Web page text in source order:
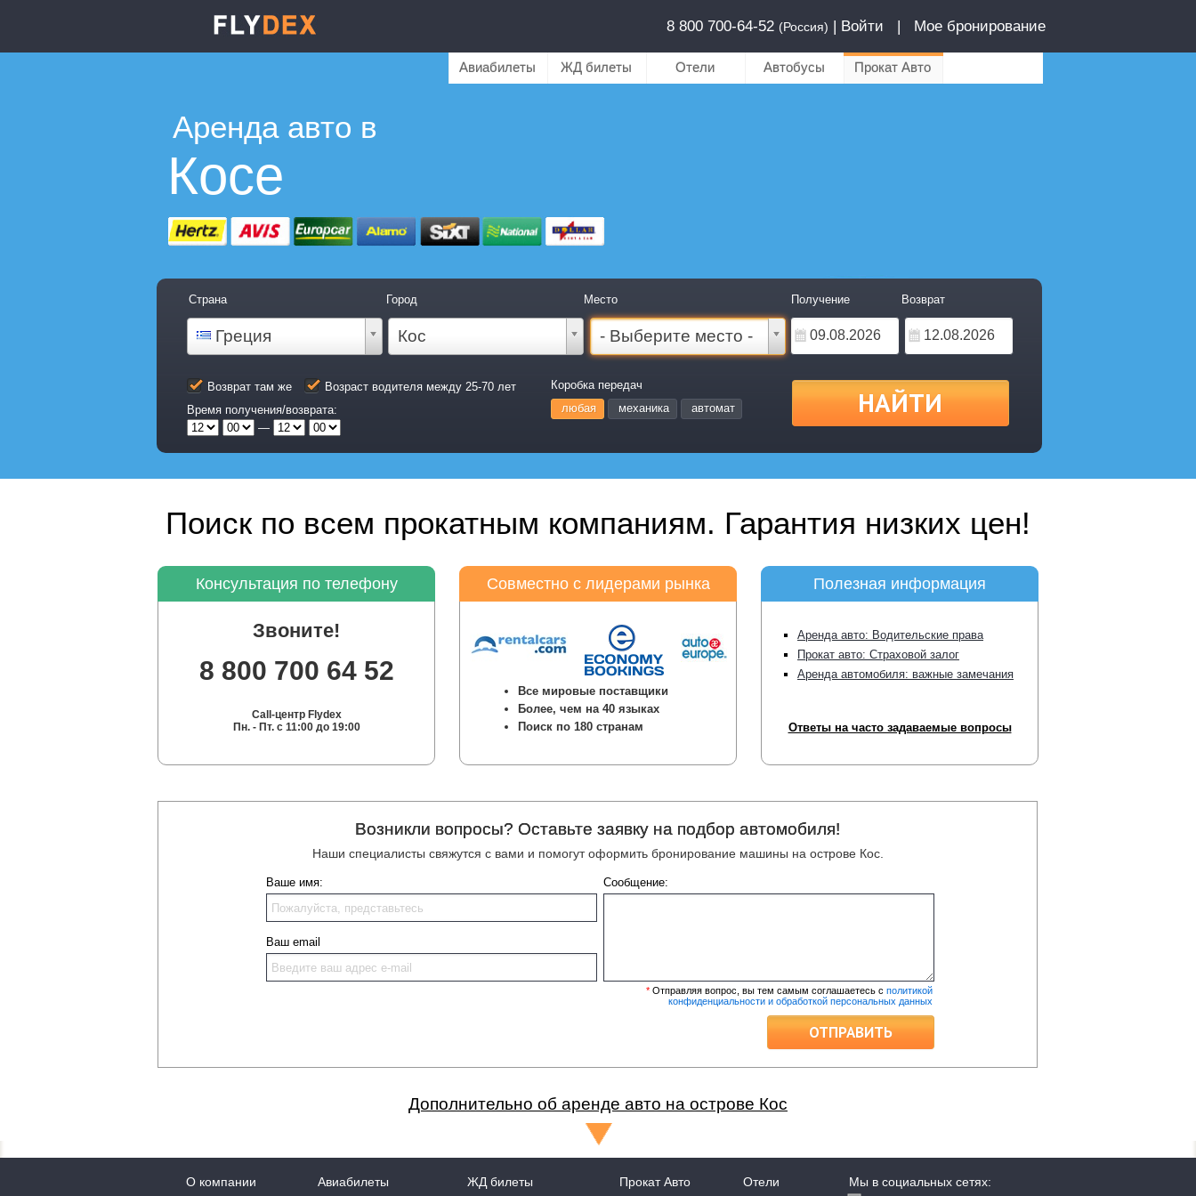
8 800 700-64-52 (Россия) | Войти | Мое бронирование
Авиабилеты ЖД билеты Отели Автобусы Прокат Авто
Аренда авто в
Косе
Страна Город Место Получение Возврат
Греция Кос - Выберите место -
Возврат там же Возраст водителя между 25-70 лет
Коробка передач
любая
механика автомат
Время получения/возврата:
—
НАЙТИ
Поиск по всем прокатным компаниям. Гарантия низких цен!
Консультация по телефону
Звоните!
8 800 700 64 52
Call-центр Flydex
Пн. - Пт. с 11:00 до 19:00
Совместно с лидерами рынка
Все мировые поставщики
Более, чем на 40 языках
Поиск по 180 странам
Полезная информация
Аренда авто: Водительские права
Прокат авто: Страховой залог
Аренда автомобиля: важные замечания
Ответы на часто задаваемые вопросы
Возникли вопросы? Оставьте заявку на подбор автомобиля!
Наши специалисты свяжутся с вами и помогут оформить бронирование машины на острове Кос.
Ваше имя:
Ваш email
Сообщение:
*Отправляя вопрос, вы тем самым соглашаетесь с политикой
конфиденциальности и обработкой персональных данных
ОТПРАВИТЬ
Дополнительно об аренде авто на острове Кос
О компании Авиабилеты ЖД билеты Прокат Авто Отели Мы в социальных сетях: